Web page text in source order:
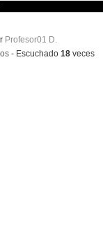
Profesor01 D.
- Escuchado 18veces